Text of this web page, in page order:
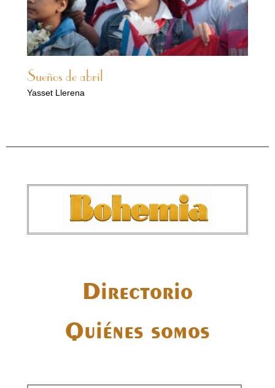
Sueños de abril
Yasset Llerena
Directorio
Quiénes somos